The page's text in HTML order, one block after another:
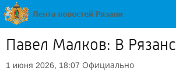
Павел Малков: В
1 июня 2026, 18:07 Официально